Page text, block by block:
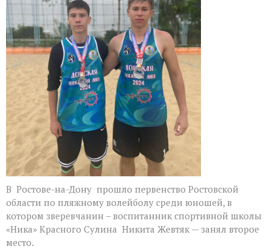
области
по
пляжному
В Ростове-на-Дону прошло первенство Ростовской
области по пляжному волейболу среди юношей, в
котором зверевчанин – воспитанник спортивной школы
«Ника» Красного Сулина Никита Жевтяк — занял второе
место.